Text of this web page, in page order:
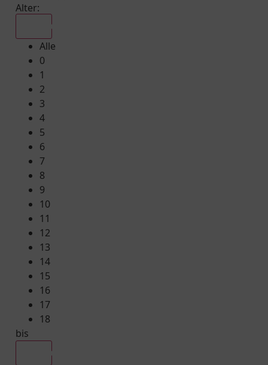
Alter:
Alle
0
1
2
3
4
5
6
7
8
9
10
11
12
13
14
15
16
17
18
bis